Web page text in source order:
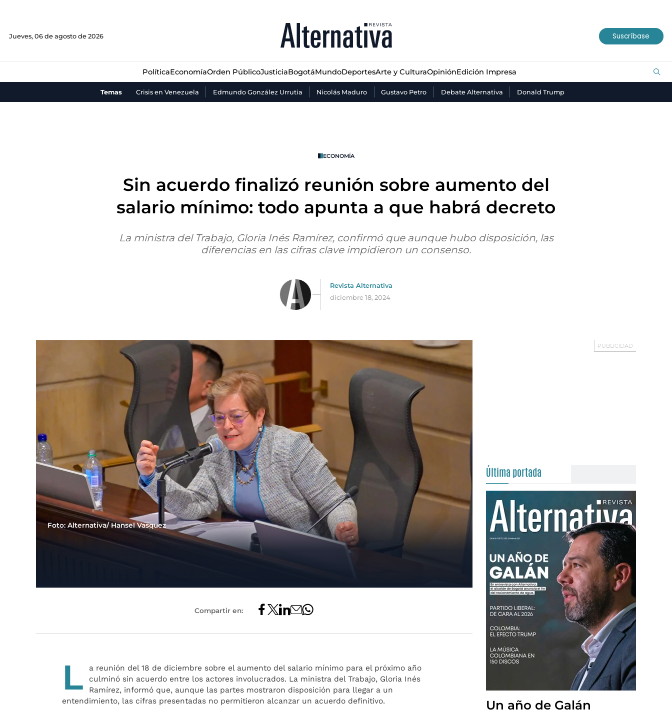
Jueves, 06 de agosto de 2026 Suscríbase
PolíticaEconomíaOrden PúblicoJusticiaBogotáMundoDeportesArte y CulturaOpiniónEdición Impresa
Temas Crisis en Venezuela Edmundo González Urrutia Nicolás Maduro Gustavo Petro Debate Alternativa Donald Trump
JusticiaBogotáMundo Deportes Arte y Cultura
ECONOMÍA
Sin acuerdo finalizó reunión sobre aumento del
salario mínimo: todo apunta a que habrá decreto
La ministra del Trabajo, Gloria Inés Ramírez, confirmó que aunque hubo disposición, las
diferencias en las cifras clave impidieron un consenso.
Revista Alternativa
diciembre 18, 2024
Foto: Alternativa/ Hansel Vasquez
Compartir en:
L
a reunión del 18 de diciembre sobre el aumento del salario mínimo para el próximo año
culminó sin acuerdo entre los actores involucrados. La ministra del Trabajo, Gloria Inés
Ramírez, informó que, aunque las partes mostraron disposición para llegar a un
entendimiento, las cifras presentadas no permitieron alcanzar un acuerdo definitivo.
Última portada
Un año de Galán